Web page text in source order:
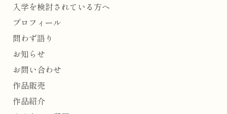
入学を検討されている方へ
プロフィール
問わず語り
お知らせ
お問い合わせ
作品販売
作品紹介